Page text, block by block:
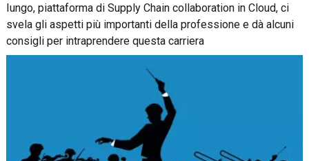
Iungo, piattaforma di Supply Chain collaboration in Cloud, ci
svela gli aspetti più importanti della professione e dà alcuni
consigli per intraprendere questa carriera